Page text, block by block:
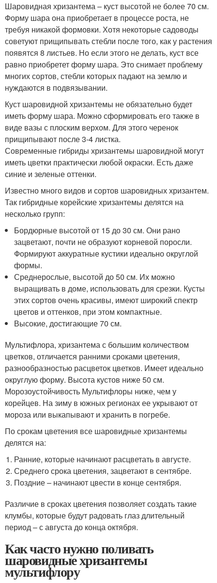
Шаровидная хризантема – куст высотой не более 70 см.
Форму шара она приобретает в процессе роста, не
требуя никакой формовки. Хотя некоторые садоводы
советуют прищипывать стебли после того, как у растения
появятся 8 листьев. Но если этого не делать, куст все
равно приобретет форму шара. Это снимает проблему
многих сортов, стебли которых падают на землю и
нуждаются в подвязывании.
Куст шаровидной хризантемы не обязательно будет
иметь форму шара. Можно сформировать его также в
виде вазы с плоским верхом. Для этого черенок
прищипывают после 3-4 листка.
Современные гибриды хризантемы шаровидной могут
иметь цветки практически любой окраски. Есть даже
синие и зеленые оттенки.
Известно много видов и сортов шаровидных хризантем.
Так гибридные корейские хризантемы делятся на
несколько групп:
Бордюрные высотой от 15 до 30 см. Они рано
зацветают, почти не образуют корневой поросли.
Формируют аккуратные кустики идеально округлой
формы.
Среднерослые, высотой до 50 см. Их можно
выращивать в доме, использовать для срезки. Кусты
этих сортов очень красивы, имеют широкий спектр
цветов и оттенков, при этом компактные.
Высокие, достигающие 70 см.
Мультифлора, хризантема с большим количеством
цветков, отличается ранними сроками цветения,
разнообразностью расцветок цветков. Имеет идеально
округлую форму. Высота кустов ниже 50 см.
Морозоустойчивость Мультифлоры ниже, чем у
корейцев. На зиму в южных регионах ее укрывают от
мороза или выкапывают и хранить в погребе.
По срокам цветения все шаровидные хризантемы
делятся на:
Ранние, которые начинают расцветать в августе.
Среднего срока цветения, зацветают в сентябре.
Поздние – начинают цвести в конце сентября.
Различие в сроках цветения позволяет создать такие
клумбы, которые будут радовать глаз длительный
период – с августа до конца октября.
Как часто нужно поливать
шаровидные хризантемы
мультифлору